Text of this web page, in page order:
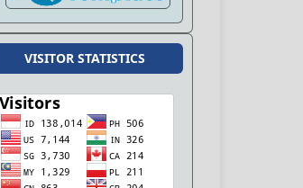
VISITOR STATISTICS